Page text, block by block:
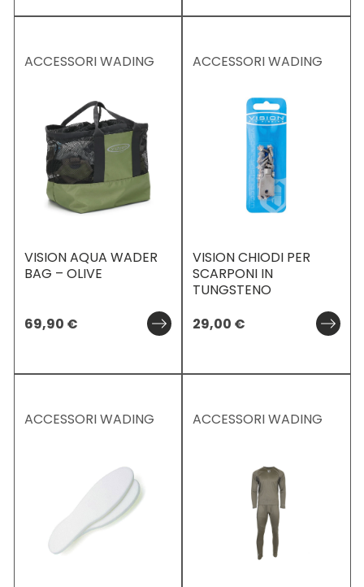
ACCESSORI WADING
VISION AQUA WADER
BAG – OLIVE
69,90 €
ACCESSORI WADING
VISION CHIODI PER
SCARPONI IN
TUNGSTENO
29,00 €
ACCESSORI WADING ACCESSORI WADING